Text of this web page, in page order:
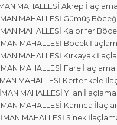
MAHALLESİ Akrep İlaçlama
MAHALLESİ Gümüş
MAHALLESİ Kalorifer
MAHALLESİ Böcek
MAHALLESİ Kırkayak
MAHALLESİ Fare İlaçlama
MAHALLESİ Kertenkele
MAHALLESİ Yılan İlaçlama
MAHALLESİ Karınca
MAHALLESİ Sinek